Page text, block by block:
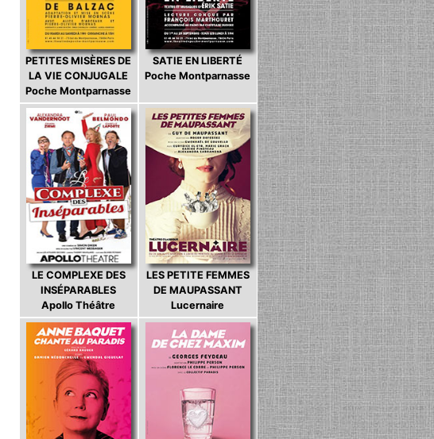
PETITES MISÈRES DE
LA VIE CONJUGALE
Poche Montparnasse
SATIE EN LIBERTÉ
Poche Montparnasse
LE COMPLEXE DES
INSÉPARABLES
Apollo Théâtre
LES PETITE FEMMES
DE MAUPASSANT
Lucernaire